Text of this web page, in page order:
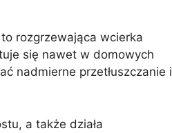
rozgrzewająca wcierka
się nawet w domowych
nadmierne przetłuszczanie i
a także działa